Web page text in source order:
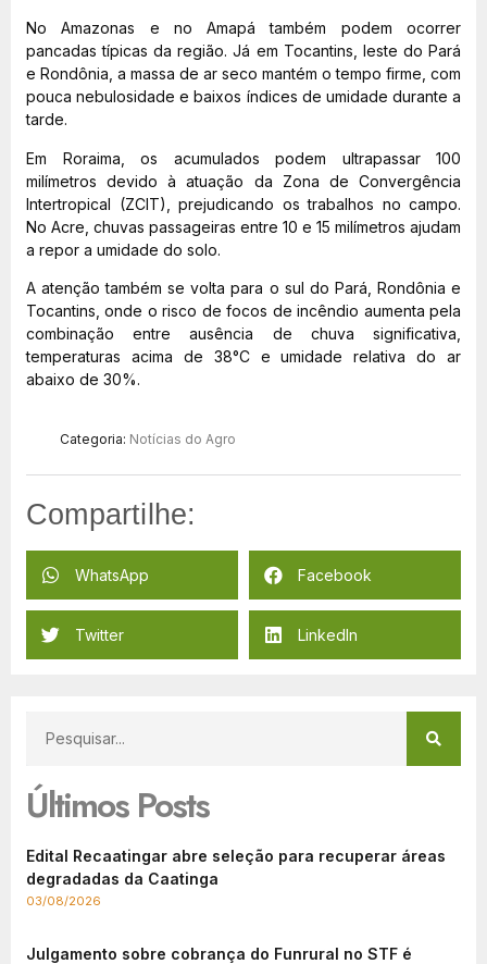
No Amazonas e no Amapá também podem ocorrer
pancadas típicas da região. Já em Tocantins, leste do Pará
e Rondônia, a massa de ar seco mantém o tempo firme, com
pouca nebulosidade e baixos índices de umidade durante a
tarde.
Em Roraima, os acumulados podem ultrapassar 100
milímetros devido à atuação da Zona de Convergência
Intertropical (ZCIT), prejudicando os trabalhos no campo.
No Acre, chuvas passageiras entre 10 e 15 milímetros ajudam
a repor a umidade do solo.
A atenção também se volta para o sul do Pará, Rondônia e
Tocantins, onde o risco de focos de incêndio aumenta pela
combinação entre ausência de chuva significativa,
temperaturas acima de 38°C e umidade relativa do ar
abaixo de 30%.
Categoria: Notícias do Agro
Compartilhe:
WhatsApp Facebook
Twitter LinkedIn
Últimos Posts
Edital Recaatingar abre seleção para recuperar áreas
degradadas da Caatinga
03/08/2026
Julgamento sobre cobrança do Funrural no STF é